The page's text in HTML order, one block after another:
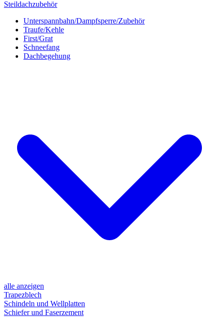
Steildachzubehör
Unterspannbahn/Dampfsperre/Zubehör
Traufe/Kehle
First/Grat
Schneefang
Dachbegehung
alle anzeigen
Trapezblech
Schindeln und Wellplatten
Schiefer und Faserzement